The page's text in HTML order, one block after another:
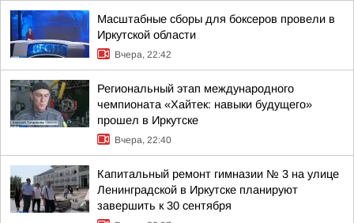
Масштабные сборы для боксеров провели в
Иркутской области
Вчера, 22:42
Региональный этап международного
чемпионата «Хайтек: навыки будущего»
прошел в Иркутске
Вчера, 22:40
Капитальный ремонт гимназии № 3 на улице
Ленинградской в Иркутске планируют
завершить к 30 сентября